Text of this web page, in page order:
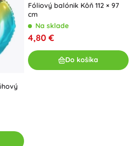
Fóliový balónik Kôň 112 × 97
cm
Na sklade
4,80 €
Do košíka